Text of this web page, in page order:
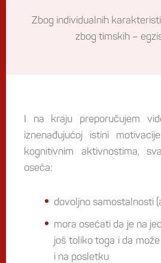
Zbog individualnih
zbog timskih –
I na kraju preporučujem
iznenađujućoj istini
kognitivnim aktivnostima,
oseća:
dovoljno samostalnosti
mora osećati da je na
još toliko toga i da
i na posletku